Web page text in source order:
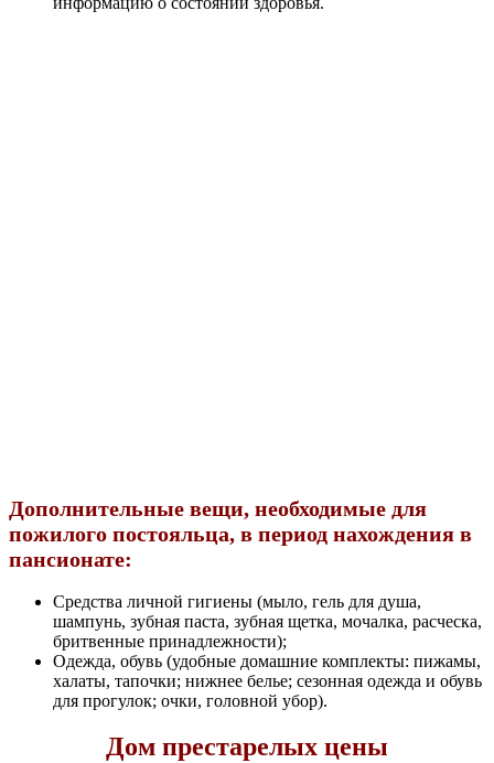
Дополнительные вещи, необходимые для
пожилого постояльца, в период нахождения в
пансионате:
Средства личной гигиены (мыло, гель для душа,
шампунь, зубная паста, зубная щетка, мочалка, расческа,
бритвенные принадлежности);
Одежда, обувь (удобные домашние комплекты: пижамы,
халаты, тапочки; нижнее белье; сезонная одежда и обувь
для прогулок; очки, головной убор).
Дом престарелых цены